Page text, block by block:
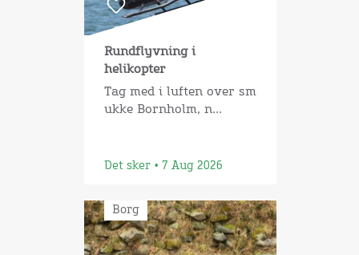
Rundflyvning i
helikopter
Tag med i luften over sm
ukke Bornholm, n...
Det sker • 7 Aug 2026
Borg